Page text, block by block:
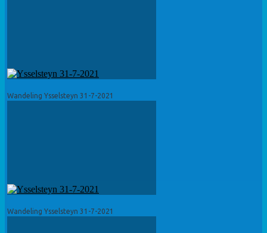
Wandeling Ysselsteyn 31-7-2021
Wandeling Ysselsteyn 31-7-2021